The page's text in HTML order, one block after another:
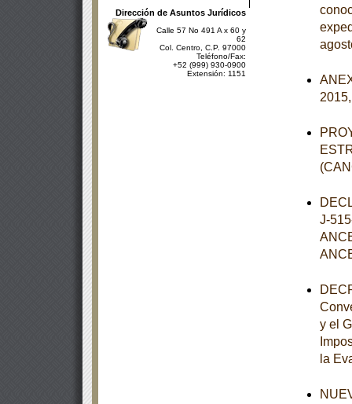
Dirección de Asuntos Jurídicos
Calle 57 No 491 A x 60 y
62
Col. Centro, C.P. 97000
Teléfono/Fax:
+52 (999) 930-0900
Extensión: 1151
J-
y el
la